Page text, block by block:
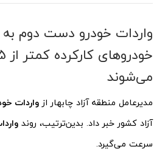
واردات خودرو دست دوم به
می‌شوند
مدیرعامل منطقه آزاد چابهار از واردات
آزاد کشور خبر داد. بدین‌ترتیب، روند
سرعت می‌گیرد.